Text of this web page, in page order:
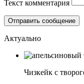
Текст комментария
Актуально
Чизкейк с